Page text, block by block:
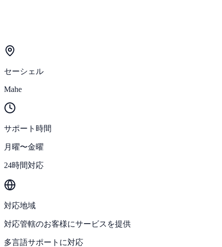
セーシェル
Mahe
サポート時間
月曜〜金曜
24時間対応
対応地域
対応管轄のお客様にサービスを提供
多言語サポートに対応